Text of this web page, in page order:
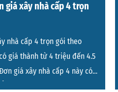
giá xây nhà cấp 4 trọn
nhà cấp 4 trọn gói theo
giá thành từ 4 triệu đến 4.5
giá xây nhà cấp 4 này có